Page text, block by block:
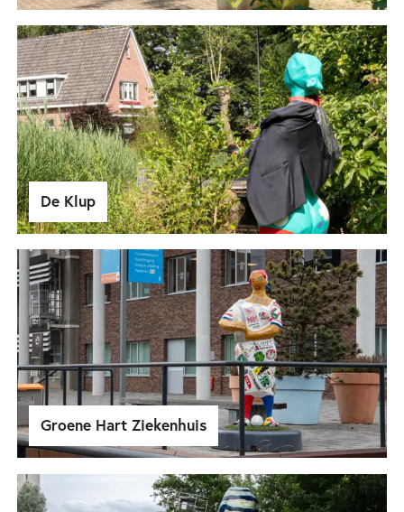
De Klup
Groene Hart Ziekenhuis